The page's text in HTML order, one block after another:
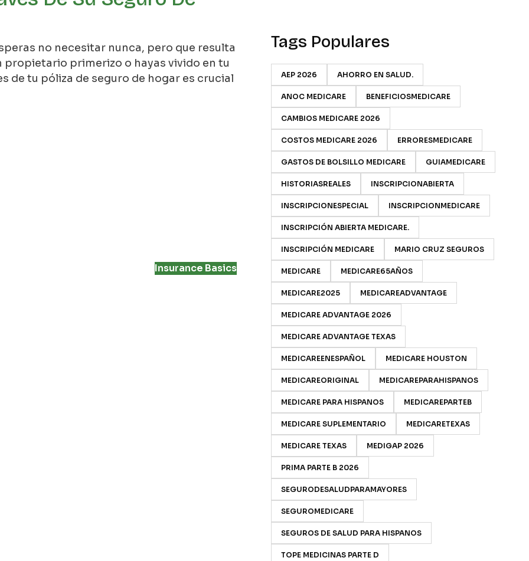
no necesitar nunca, pero que resulta
propietario primerizo o hayas vivido en tu
de tu póliza de seguro de hogar es crucial
Insurance Basics
Tags Populares
AEP 2026 AHORRO EN SALUD.
ANOC MEDICARE BENEFICIOSMEDICARE
CAMBIOS MEDICARE 2026
COSTOS MEDICARE 2026 ERRORESMEDICARE
GASTOS DE BOLSILLO MEDICARE GUIAMEDICARE
HISTORIASREALES INSCRIPCIONABIERTA
INSCRIPCIONESPECIAL INSCRIPCIONMEDICARE
INSCRIPCIÓN ABIERTA MEDICARE.
INSCRIPCIÓN MEDICARE MARIO CRUZ SEGUROS
MEDICARE MEDICARE65AÑOS
MEDICARE2025 MEDICAREADVANTAGE
MEDICARE ADVANTAGE 2026
MEDICARE ADVANTAGE TEXAS
MEDICAREENESPAÑOL MEDICARE HOUSTON
MEDICAREORIGINAL MEDICAREPARAHISPANOS
MEDICARE PARA HISPANOS MEDICAREPARTEB
MEDICARE SUPLEMENTARIO MEDICARETEXAS
MEDICARE TEXAS MEDIGAP 2026
PRIMA PARTE B 2026
SEGURODESALUDPARAMAYORES
SEGUROMEDICARE
SEGUROS DE SALUD PARA HISPANOS
TOPE MEDICINAS PARTE D